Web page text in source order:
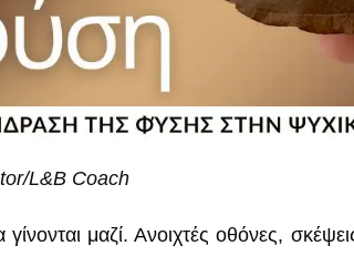
L&B Coach
μαζί. Ανοιχτές οθόνες,